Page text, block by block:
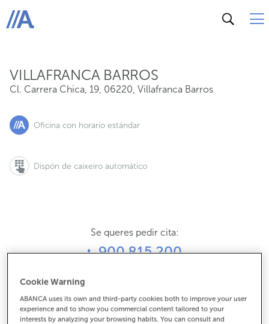
ABANCA
VILLAFRANCA BARROS
Cl. Carrera Chica, 19, 06220, Villafranca Barros
Oficina con horario estándar
Dispón de caixeiro automático
Se queres pedir cita:
900 815 200
924524275
Cookie Warning
ABANCA uses its own and third-party cookies both to improve your user
experience and to show you commercial content tailored to your
interests by analyzing your browsing habits. You can consult and